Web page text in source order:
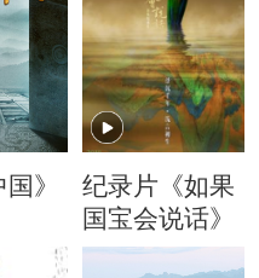
》
纪录片《如果
国宝会说话》